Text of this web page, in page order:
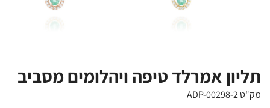
תליון אמרלד טיפה ויהלומים מסביב
מק"ט ADP-00298-2